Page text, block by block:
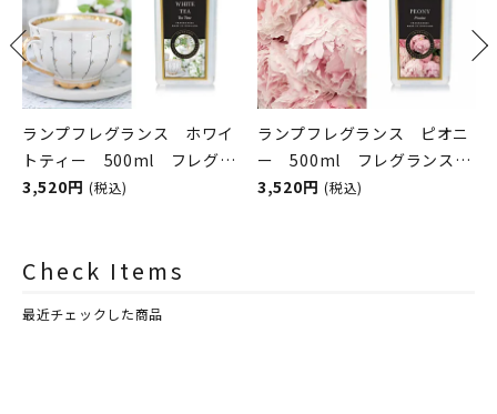
ランプフレグランス ホワイ
トティー 500ml フレグラ
ンスランプ用オイル
3,520円 (税込)
ランプフレグランス ピオニ
ー 500ml フレグランスラ
ンプ用オイル
3,520円 (税込)
Check Items
最近チェックした商品